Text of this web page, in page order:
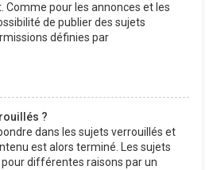
pour les annonces et les
de publier des sujets
définies par
?
dans les sujets verrouillés et
est alors terminé. Les sujets
différentes raisons par un